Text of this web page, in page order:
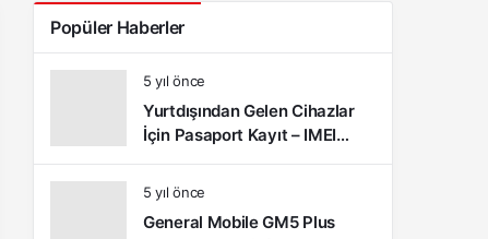
Popüler Haberler
5 yıl önce
Yurtdışından Gelen Cihazlar
İçin Pasaport Kayıt – IMEI
Kayıt İşlemleri ve Sıkça
Sorulan Sorular
5 yıl önce
General Mobile GM5 Plus